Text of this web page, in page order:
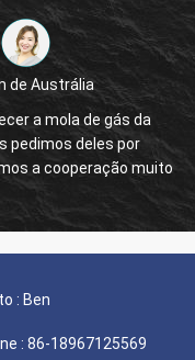
de Austrália
a mola de gás da
pedimos deles por
a cooperação muito
: Ben
: 86-18967125569